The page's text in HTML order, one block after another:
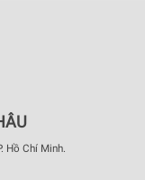
Hồ Chí Minh.